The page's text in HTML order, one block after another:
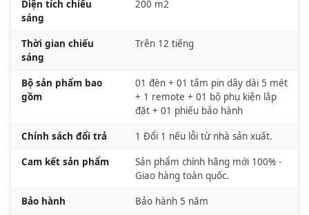
Diện tích chiếu
sáng
200 m2
Thời gian chiếu
sáng
Trên 12 tiếng
Bộ sản phẩm bao
gồm
01 đèn + 01 tấm pin dây dài 5 mét
+ 1 remote + 01 bộ phụ kiện lắp
đặt + 01 phiếu bảo hành
Chính sách đổi trả 1 Đổi 1 nếu lỗi từ nhà sản xuất.
Cam kết sản phẩm
Sản phẩm chính hãng mới 100% -
Giao hàng toàn quốc.
Bảo hành Bảo hành 5 năm